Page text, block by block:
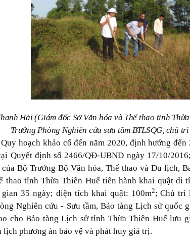
Hải (Giám đốc Sở Văn hóa và Thể thao tỉnh
Trưởng Phòng Nghiên cứu sưu tầm BTLSQG, chủ
hoạch khảo cổ đến năm 2020, định hướng
Quyết định số 2466/QĐ-UBND ngày 17/10/
Bộ Trưởng Bộ Văn hóa, Thể thao và Du lịch,
thao tỉnh Thừa Thiên Huế tiến hành khai quật di
35 ngày; diện tích khai quật: 100m2; Chủ trì
Nghiên cứu - Sưu tầm, Bảo tàng Lịch sử
cho Bảo tàng Lịch sử tỉnh Thừa Thiên Huế lưu
lịch phương án bảo vệ và phát huy giá trị.